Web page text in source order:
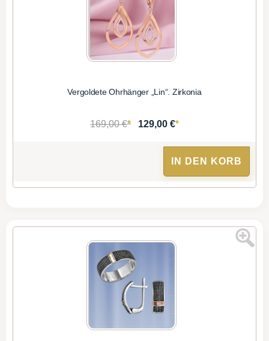
Vergoldete Ohrhänger „Lin“. Zirkonia
169,00 €* 129,00 €*
IN DEN KORB